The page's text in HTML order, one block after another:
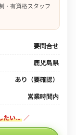
・有資格スタッフ
要問合せ
鹿児島県
あり（要確認）
営業時間内
たい… ／